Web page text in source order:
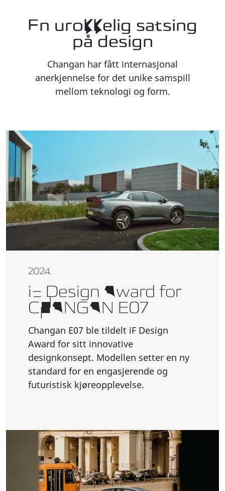
En urokkelig satsing
på design
Changan har fått internasjonal
anerkjennelse for det unike samspill
mellom teknologi og form.
2024.
iF Design Award for
CHANGAN E07
Changan E07 ble tildelt iF Design
Award for sitt innovative
designkonsept. Modellen setter en ny
standard for en engasjerende og
futuristisk kjøreopplevelse.